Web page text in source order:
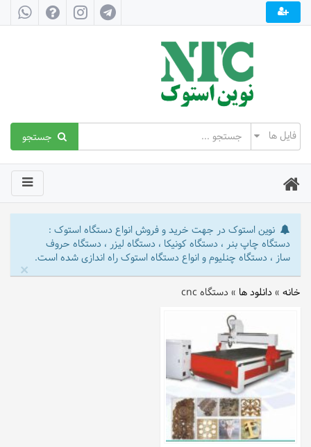
جستجو
نوین استوک در جهت خرید و فروش انواع دستگاه استوک :
دستگاه چاپ بنر ، دستگاه کونیکا ، دستگاه لیزر ، دستگاه حروف
ساز ، دستگاه چنلیوم و انواع دستگاه استوک راه اندازی شده است.
×
خانه »دانلود ها » دستگاه cnc